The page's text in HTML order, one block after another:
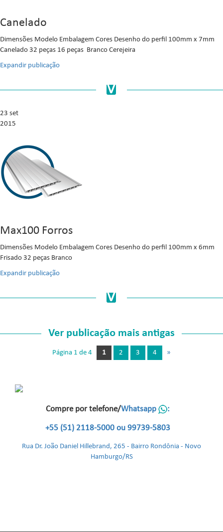
Canelado
Dimensões Modelo Embalagem Cores Desenho do perfil 100mm x 7mm
Canelado 32 peças 16 peças Branco Cerejeira
Expandir publicação
23 set
2015
Max100 Forros
Dimensões Modelo Embalagem Cores Desenho do perfil 100mm x 6mm
Frisado 32 peças Branco
Expandir publicação
Página 1 de 4 1 2 3 4 »
Compre por telefone/Whatsapp :
+55 (51) 2118-5000 ou 99739-5803
Rua Dr. João Daniel Hillebrand, 265 - Bairro Rondônia - Novo
Hamburgo/RS